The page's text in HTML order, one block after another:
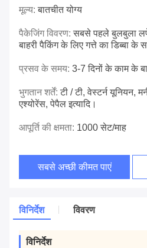
मूल्य:बातचीत योग्य
पैकेजिंग विवरण:सबसे पहले बुलबुला
बाहरी पैकिंग के लिए गत्ते का डिब्बा के
प्रसव के समय: 3-7 दिनों के काम के
भुगतान शर्तें:टी / टी, वेस्टर्न यूनियन,
एश्योरेंस, पेपैल इत्यादि।
आपूर्ति की क्षमता: 1000 सेट/माह
सबसे अच्छी कीमत पाएं
विनिर्देश विवरण
विनिर्देश